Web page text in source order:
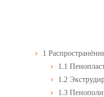
1
1.1
1.2
1.3